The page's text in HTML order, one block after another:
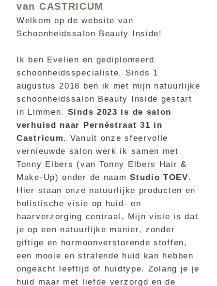
van CASTRICUM
Welkom op de website van
Schoonheidssalon Beauty Inside!
Ik ben Evelien en gediplomeerd
schoonheidsspecialiste. Sinds 1
augustus 2018 ben ik met mijn natuurlijke
schoonheidssalon Beauty Inside gestart
in Limmen. Sinds 2023 is de salon
verhuisd naar Pernéstraat 31 in
Castricum. Vanuit onze sfeervolle
vernieuwde salon werk ik samen met
Tonny Elbers (van Tonny Elbers Hair &
Make-Up) onder de naamStudio TOEV.
Hier staan onze natuurlijke producten en
holistische visie op huid- en
haarverzorging centraal. Mijn visie is dat
je op een natuurlijke manier, zonder
giftige en hormoonverstorende stoffen,
een mooie en stralende huid kan hebben
ongeacht leeftijd of huidtype. Zolang je je
huid maar met liefde verzorgd en de